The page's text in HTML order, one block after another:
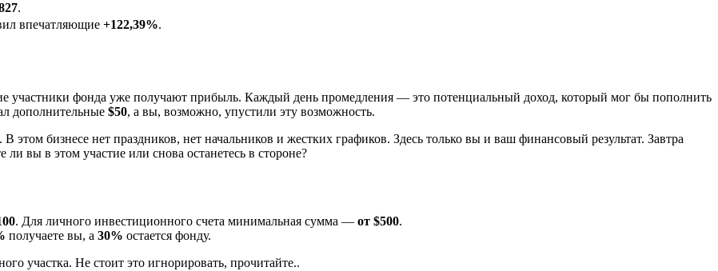
.
впечатляющие +122,39%.
участники фонда уже получают прибыль. Каждый день промедления — это потенциальный доход, который мог бы пополнить
дополнительные $50, а вы, возможно, упустили эту возможность.
. В этом бизнесе нет праздников, нет начальников и жестких графиков. Здесь только вы и ваш финансовый результат. Завтра
вы в этом участие или снова останетесь в стороне?
. Для личного инвестиционного счета минимальная сумма — от $500.
получаете вы, а 30% остается фонду.
участка. Не стоит это игнорировать, прочитайте..